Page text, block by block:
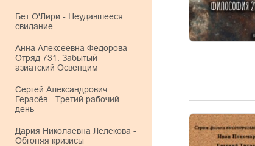
Бет О'Лири - Неудавшееся
свидание
Анна Алексеевна Федорова -
Отряд 731. Забытый
азиатский Освенцим
Сергей Александрович
Герасёв - Третий рабочий
день
Дария Николаевна Лелекова -
Обгоняя кризисы